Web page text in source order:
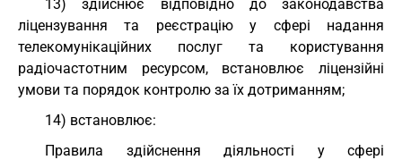
13) здійснює відповідно до законодавства
ліцензування та реєстрацію у сфері надання
телекомунікаційних послуг та користування
радіочастотним ресурсом, встановлює ліцензійні
умови та порядок контролю за їх дотриманням;
14) встановлює:
Правила здійснення діяльності у сфері